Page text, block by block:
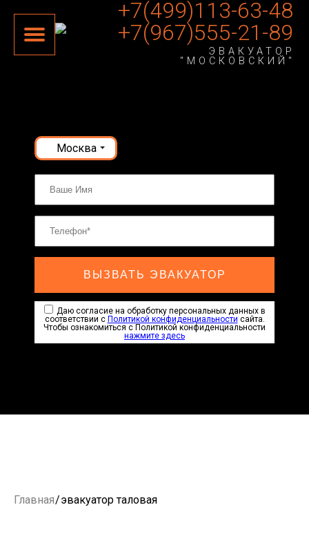
+7(499)113-63-48
+7(967)555-21-89
ЭВАКУАТОР
"МОСКОВСКИЙ"
Москва
ВЫЗВАТЬ ЭВАКУАТОР
Даю согласие на обработку персональных данных в
соответствии с Политикой конфиденциальности сайта.
Чтобы ознакомиться с Политикой конфиденциальности
нажмите здесь
Главная/эвакуатор таловая